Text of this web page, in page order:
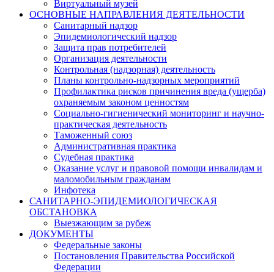
Виртуальный музей
ОСНОВНЫЕ НАПРАВЛЕНИЯ ДЕЯТЕЛЬНОСТИ
Санитарный надзор
Эпидемиологический надзор
Защита прав потребителей
Организация деятельности
Контрольная (надзорная) деятельность
Планы контрольно-надзорных мероприятий
Профилактика рисков причинения вреда (ущерба)
охраняемым законом ценностям
Социально-гигиенический мониторинг и научно-
практическая деятельность
Таможенный союз
Административная практика
Судебная практика
Оказание услуг и правовой помощи инвалидам и
маломобильным гражданам
Инфотека
САНИТАРНО-ЭПИДЕМИОЛОГИЧЕСКАЯ
ОБСТАНОВКА
Выезжающим за рубеж
ДОКУМЕНТЫ
Федеральные законы
Постановления Правительства Российской
Федерации